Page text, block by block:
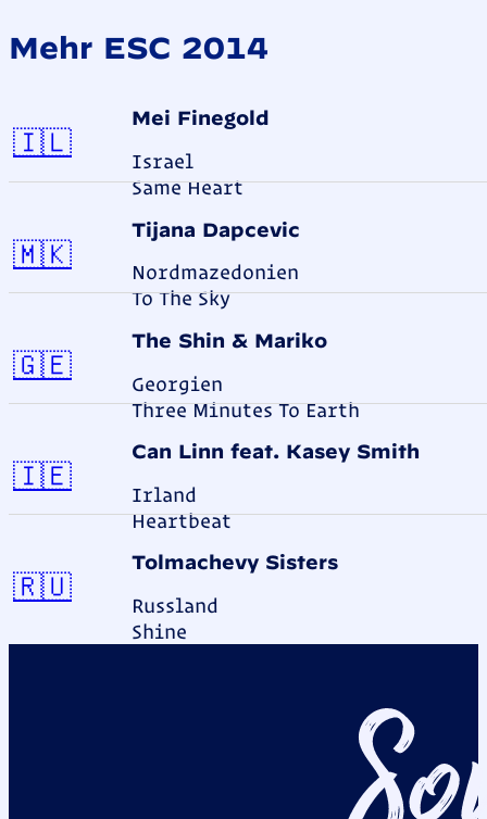
Mehr ESC 2014
Mei Finegold
Israel
Same Heart
🇮🇱Israel
Tijana Dapčević
Nordmazedonien
To The Sky
🇲🇰Nordmazedonien
The Shin & Mariko
Georgien
Three Minutes To Earth
🇬🇪Georgien
Can Linn feat. Kasey Smith
Irland
Heartbeat
🇮🇪Irland
Tolmachevy Sisters
Russland
Shine
🇷🇺Russland